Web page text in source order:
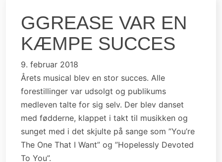
GGREASE VAR EN
KÆMPE SUCCES
9. februar 2018
Årets musical blev en stor succes. Alle
forestillinger var udsolgt og publikums
medleven talte for sig selv. Der blev danset
med fødderne, klappet i takt til musikken og
sunget med i det skjulte på sange som ”You’re
The One That I Want” og ”Hopelessly Devoted
To You”.